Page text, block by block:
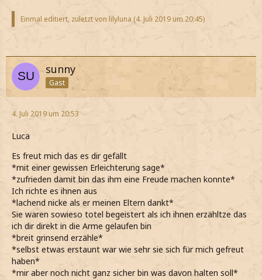
Einmal editiert, zuletzt von lilyluna (4. Juli 2019 um 20:45)
sunny
Gast
4. Juli 2019 um 20:53
Luca
Es freut mich das es dir gefällt
*mit einer gewissen Erleichterung sage*
*zufrieden damit bin das ihm eine Freude machen konnte*
Ich richte es ihnen aus
*lachend nicke als er meinen Eltern dankt*
Sie waren sowieso totel begeistert als ich ihnen erzähltze das
ich dir direkt in die Arme gelaufen bin
*breit grinsend erzähle*
*selbst etwas erstaunt war wie sehr sie sich für mich gefreut
haben*
*mir aber noch nicht ganz sicher bin was davon halten soll*